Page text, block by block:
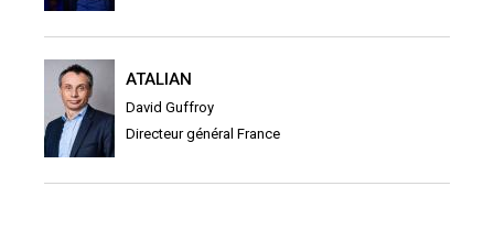
ATALIAN
David Guffroy
Directeur général France